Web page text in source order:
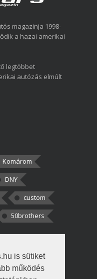
is sütiket
működés
magazinja 1998-
a hazai amerikai
legtöbbet
autózás elmúlt
Komárom
DNY
custom
50brothers
csak két
hogy fél autót,